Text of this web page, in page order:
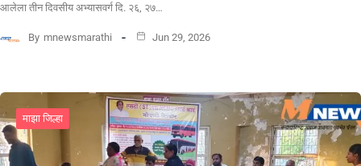
आलेला तीन दिवसीय अभ्यासवर्ग दि. २६, २७…
By mnewsmarathi Jun 29, 2026
माझा जिल्हा